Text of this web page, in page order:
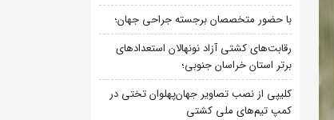
با حضور متخصصان برجسته جراحی جهان؛
رقابت‌های کشتی آزاد نونهالان استعدادهای
برتر استان خراسان جنوبی؛
کلیپی از نصب تصاویر جهان‌پهلوان تختی در
کمپ تیم‌های ملی کشتی